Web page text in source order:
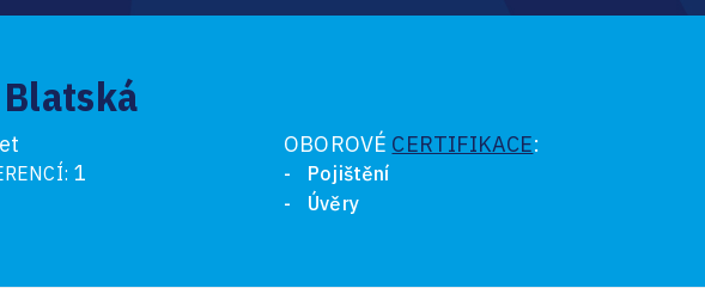
1
OBOROVÉ CERTIFIKACE:
Pojištění
Úvěry